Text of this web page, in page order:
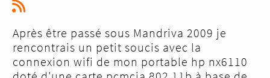
Après être passé sous Mandriva 2009 je
rencontrais un petit soucis avec la
connexion wifi de mon portable hp nx6110